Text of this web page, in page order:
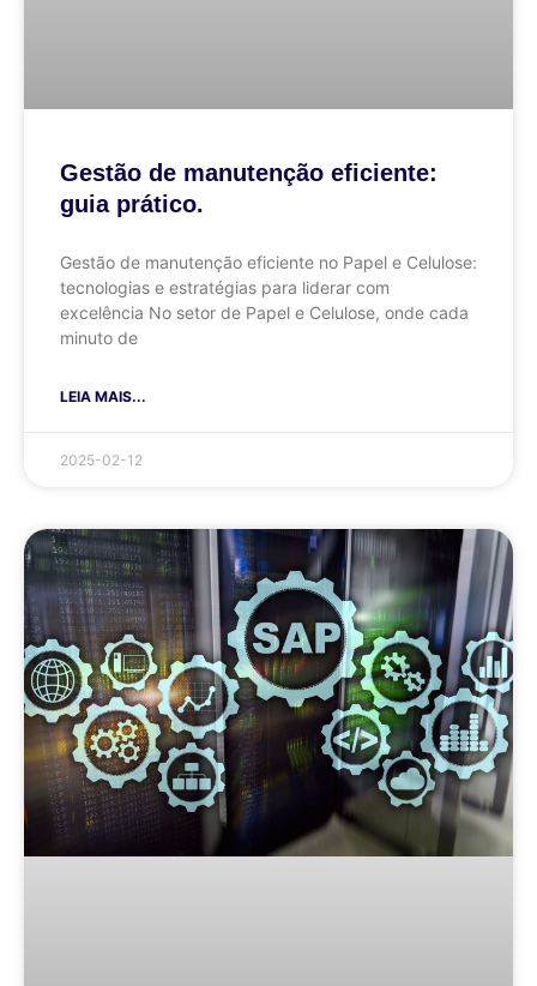
Gestão de manutenção eficiente:
guia prático.
Gestão de manutenção eficiente no Papel e Celulose:
tecnologias e estratégias para liderar com
excelência No setor de Papel e Celulose, onde cada
minuto de
LEIA MAIS...
2025-02-12